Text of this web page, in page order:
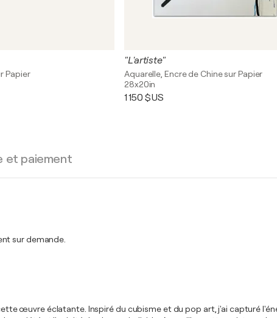
Papier
"L'artiste"
Aquarelle, Encre de Chine sur Papier
28x20in
1 150 $US
et paiement
sur demande.
œuvre éclatante. Inspiré du cubisme et du pop art, j'ai capturé